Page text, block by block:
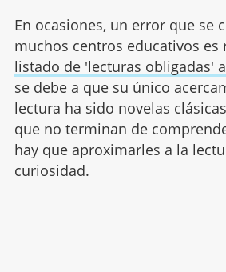
En ocasiones, un error que se
muchos centros educativos es
listado de 'lecturas obligadas'
se debe a que su único
lectura ha sido novelas
que no terminan de
hay que aproximarles a la
curiosidad.